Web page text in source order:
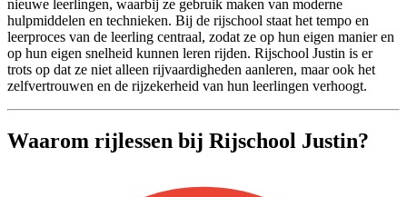
nieuwe leerlingen, waarbij ze gebruik maken van moderne
hulpmiddelen en technieken. Bij de rijschool staat het tempo en
leerproces van de leerling centraal, zodat ze op hun eigen manier en
op hun eigen snelheid kunnen leren rijden. Rijschool Justin is er
trots op dat ze niet alleen rijvaardigheden aanleren, maar ook het
zelfvertrouwen en de rijzekerheid van hun leerlingen verhoogt.
Waarom rijlessen bij Rijschool Justin?